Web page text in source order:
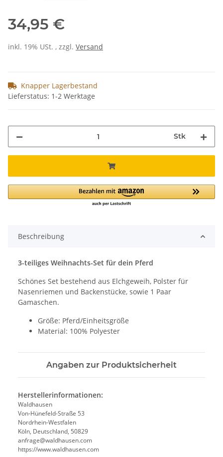
34,95 €
inkl. 19% USt. , zzgl. Versand
Knapper Lagerbestand
Lieferstatus: 1-2 Werktage
Stk
Beschreibung
3-teiliges Weihnachts-Set für dein Pferd
Schönes Set bestehend aus Elchgeweih, Polster für
Nasenriemen und Backenstücke, sowie 1 Paar
Gamaschen.
Größe: Pferd/Einheitsgröße
Material: 100% Polyester
Angaben zur Produktsicherheit
Herstellerinformationen:
Waldhausen
Von-Hünefeld-Straße 53
Nordrhein-Westfalen
Köln, Deutschland, 50829
anfrage@waldhausen.com
https://www.waldhausen.com